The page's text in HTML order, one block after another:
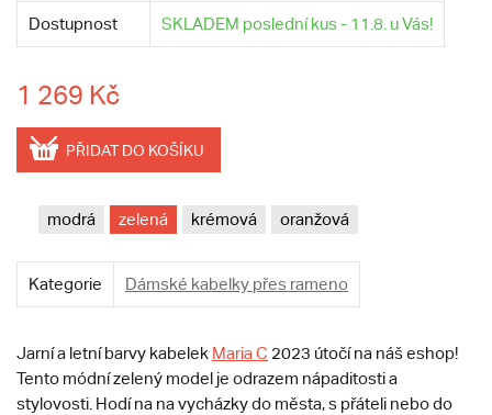
Dostupnost SKLADEM poslední kus - 11.8. u Vás!
1 269 Kč
PŘIDAT DO KOŠÍKU
modrá zelená krémová oranžová
Kategorie Dámské kabelky přes rameno
Jarní a letní barvy kabelek Maria C 2023 útočí na náš eshop!
Tento módní zelený model je odrazem nápaditosti a
stylovosti. Hodí na na vycházky do města, s přáteli nebo do